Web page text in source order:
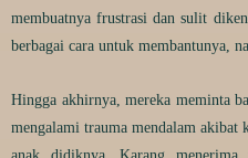
membuatnya frustrasi dan sulit
berbagai cara untuk membantunya,
Hingga akhirnya, mereka meminta
mengalami trauma mendalam akibat